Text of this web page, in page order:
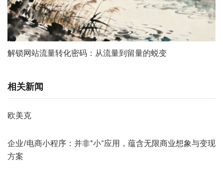
解锁网站流量转化密码：从流量到留量的蜕变
相关新闻
欧美克
企业/电商小程序：并非“小”应用，蕴含无限商业想象与变现
方案